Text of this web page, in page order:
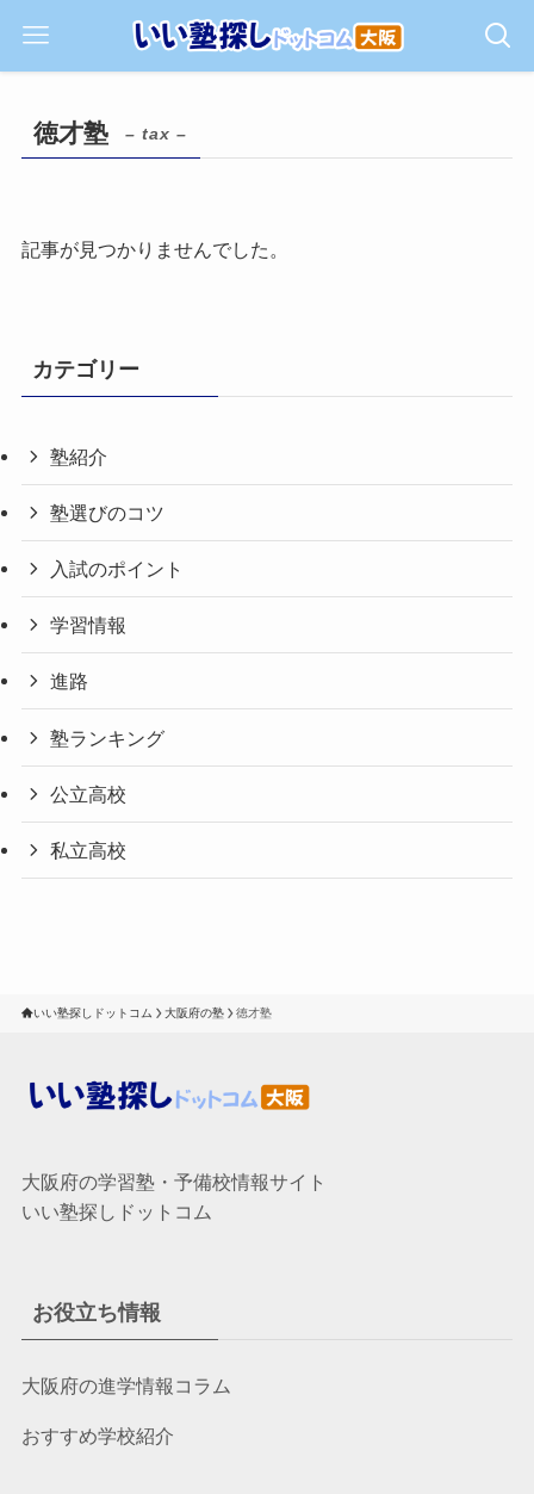
徳才塾 – tax –
記事が見つかりませんでした。
カテゴリー
塾紹介
塾選びのコツ
入試のポイント
学習情報
進路
塾ランキング
公立高校
私立高校
いい塾探しドットコム 大阪府の塾 徳才塾
大阪府の学習塾・予備校情報サイト
いい塾探しドットコム
お役立ち情報
大阪府の進学情報コラム
おすすめ学校紹介